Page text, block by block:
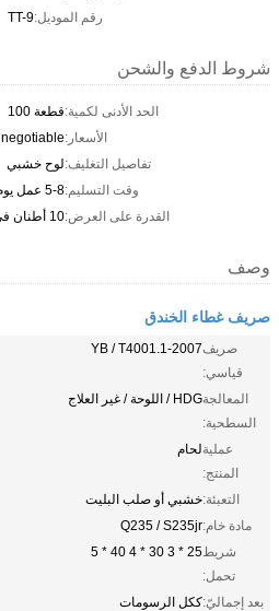
رقم الموديل:TT-9
شروط الدفع والشحن
الحد الأدنى لكمية:قطعة 100
الأسعار:negotiable
تفاصيل التغليف:لوح خشبي
وقت التسليم:5-8 عمل يوم
القدرة على العرض:10 أطنان في اليوم الواحد
وصف
صريف غطاء الخندق
صريف
قياسي:
YB / T4001.1-2007
المعالجة
السطحية:
HDG / اللوحة / غير العلاج
عملية
المنتج:
لحام
التعبئة:خشبي أو صلب البليت
مادة خام:Q235 / S235jr
شريط
تحمل:
25 * 3 30 * 4 40 * 5
بعد إجماليّ:ككل الرسومات